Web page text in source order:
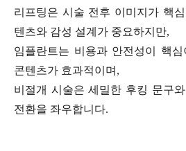
리프팅은 시술 전후 이미지가 핵
텐츠와 감성 설계가 중요하지만,
임플란트는 비용과 안전성이 핵
콘텐츠가 효과적이며,
비절개 시술은 세밀한 후킹 문구
전환을 좌우합니다.